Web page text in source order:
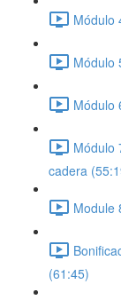
Módulo
Módulo
Módulo
Módulo
cadera
Module
(61:45)